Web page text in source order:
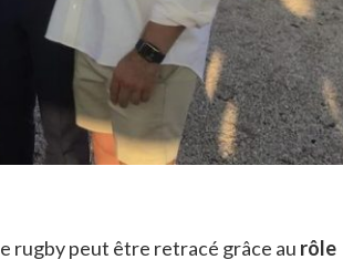
rugby peut être retracé grâce au rôle